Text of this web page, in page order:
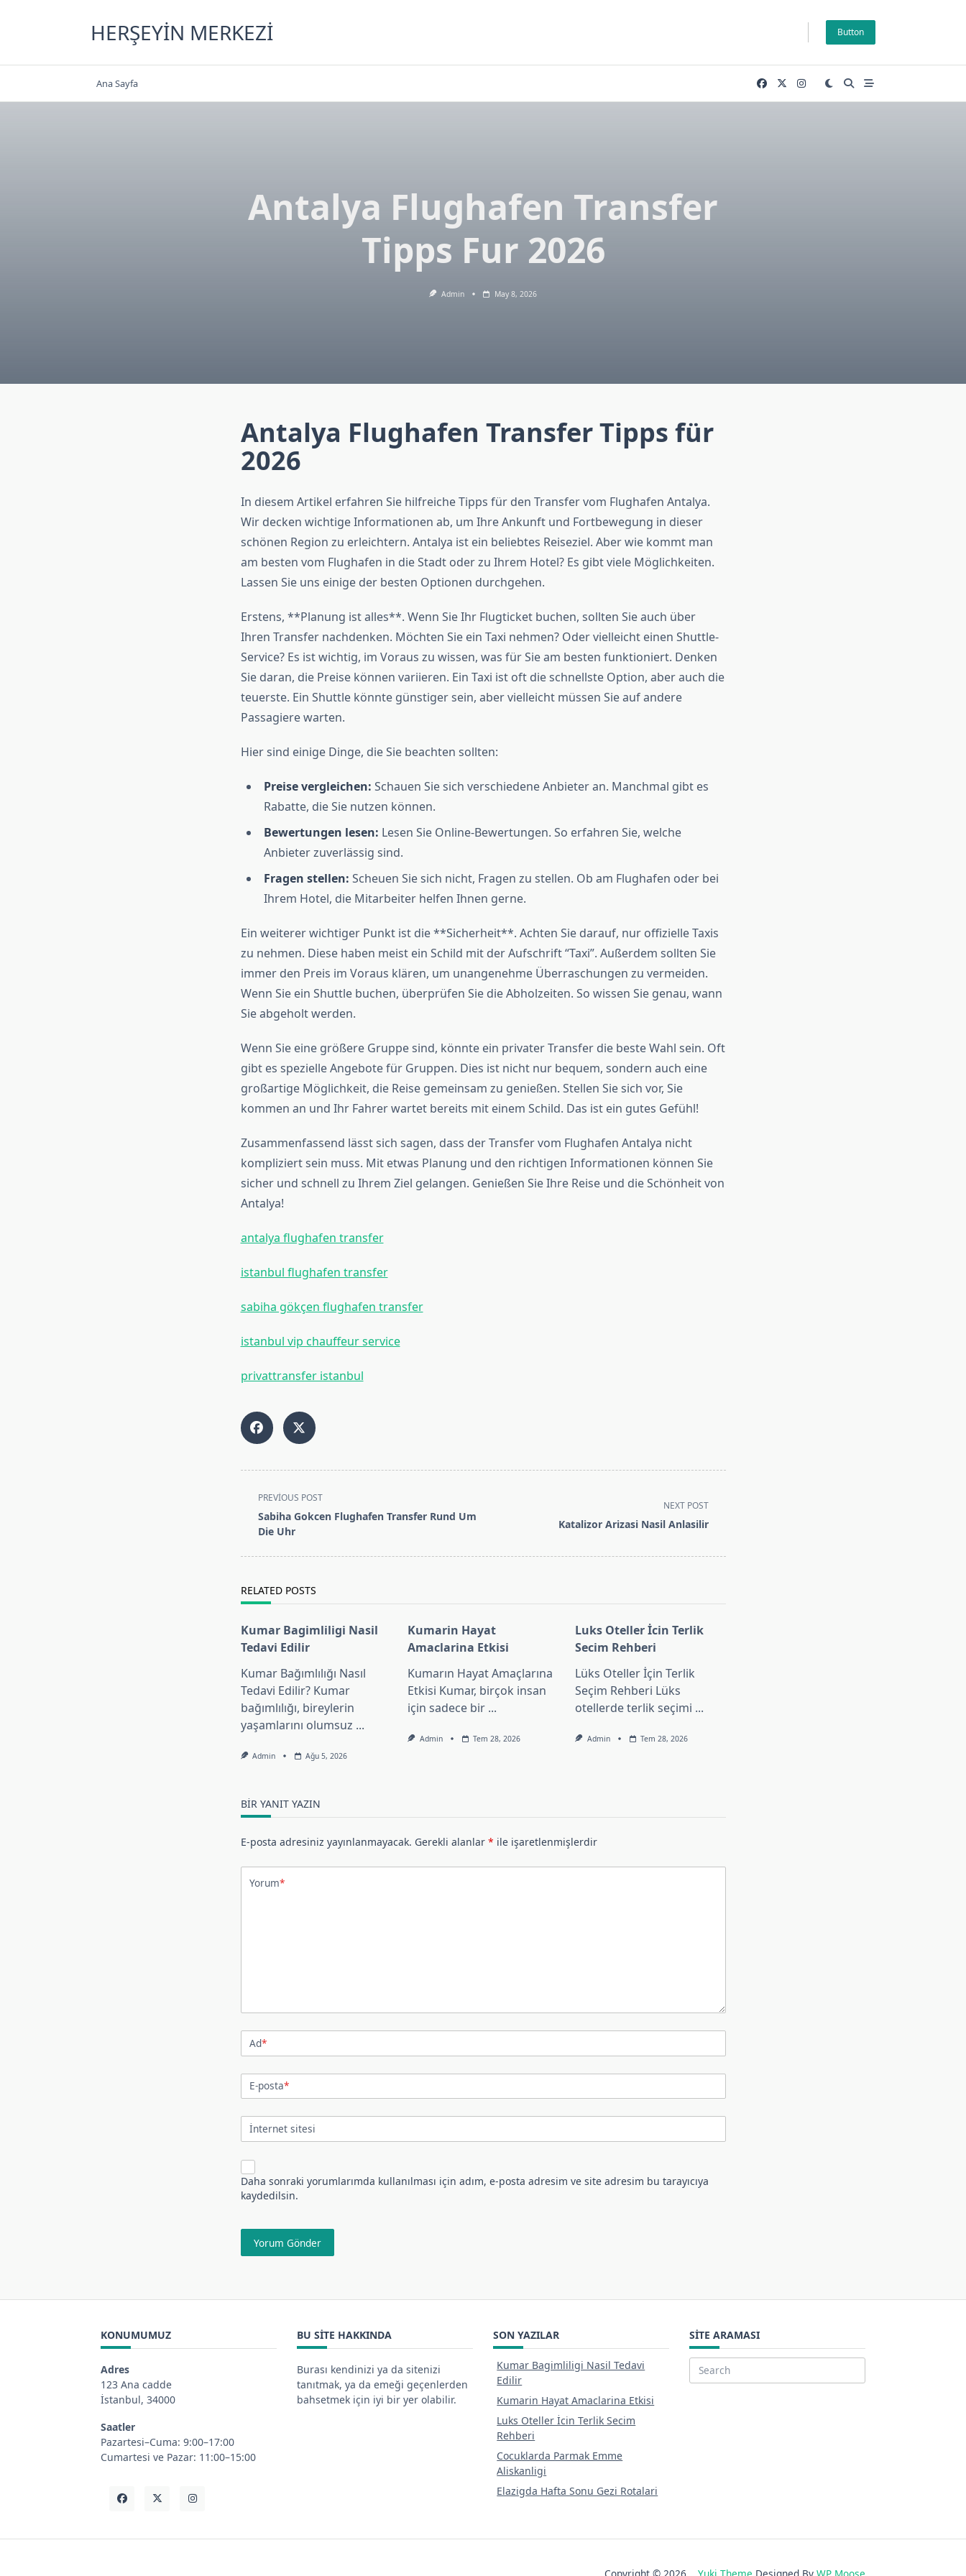
HERŞEYIN MERKEZI Button
Ana Sayfa
Antalya Flughafen Transfer
Tipps Fur 2026
Admin May 8, 2026
Antalya Flughafen Transfer Tipps für
2026
In diesem Artikel erfahren Sie hilfreiche Tipps für den Transfer vom Flughafen Antalya.
Wir decken wichtige Informationen ab, um Ihre Ankunft und Fortbewegung in dieser
schönen Region zu erleichtern. Antalya ist ein beliebtes Reiseziel. Aber wie kommt man
am besten vom Flughafen in die Stadt oder zu Ihrem Hotel? Es gibt viele Möglichkeiten.
Lassen Sie uns einige der besten Optionen durchgehen.
Erstens, **Planung ist alles**. Wenn Sie Ihr Flugticket buchen, sollten Sie auch über
Ihren Transfer nachdenken. Möchten Sie ein Taxi nehmen? Oder vielleicht einen Shuttle-
Service? Es ist wichtig, im Voraus zu wissen, was für Sie am besten funktioniert. Denken
Sie daran, die Preise können variieren. Ein Taxi ist oft die schnellste Option, aber auch die
teuerste. Ein Shuttle könnte günstiger sein, aber vielleicht müssen Sie auf andere
Passagiere warten.
Hier sind einige Dinge, die Sie beachten sollten:
Preise vergleichen: Schauen Sie sich verschiedene Anbieter an. Manchmal gibt es
Rabatte, die Sie nutzen können.
Bewertungen lesen: Lesen Sie Online-Bewertungen. So erfahren Sie, welche
Anbieter zuverlässig sind.
Fragen stellen: Scheuen Sie sich nicht, Fragen zu stellen. Ob am Flughafen oder bei
Ihrem Hotel, die Mitarbeiter helfen Ihnen gerne.
Ein weiterer wichtiger Punkt ist die **Sicherheit**. Achten Sie darauf, nur offizielle Taxis
zu nehmen. Diese haben meist ein Schild mit der Aufschrift “Taxi”. Außerdem sollten Sie
immer den Preis im Voraus klären, um unangenehme Überraschungen zu vermeiden.
Wenn Sie ein Shuttle buchen, überprüfen Sie die Abholzeiten. So wissen Sie genau, wann
Sie abgeholt werden.
Wenn Sie eine größere Gruppe sind, könnte ein privater Transfer die beste Wahl sein. Oft
gibt es spezielle Angebote für Gruppen. Dies ist nicht nur bequem, sondern auch eine
großartige Möglichkeit, die Reise gemeinsam zu genießen. Stellen Sie sich vor, Sie
kommen an und Ihr Fahrer wartet bereits mit einem Schild. Das ist ein gutes Gefühl!
Zusammenfassend lässt sich sagen, dass der Transfer vom Flughafen Antalya nicht
kompliziert sein muss. Mit etwas Planung und den richtigen Informationen können Sie
sicher und schnell zu Ihrem Ziel gelangen. Genießen Sie Ihre Reise und die Schönheit von
Antalya!
antalya flughafen transfer
istanbul flughafen transfer
sabiha gökçen flughafen transfer
istanbul vip chauffeur service
privattransfer istanbul
<span
class="nav-
subtitle
PREVIOUS POST
Sabiha Gokcen Flughafen Transfer Rund Um
Die Uhr
NEXT POST
Katalizor Arizasi Nasil Anlasilir
RELATED POSTS
Kumar Bagimliligi Nasil
Tedavi Edilir
Kumar Bağımlılığı Nasıl
Tedavi Edilir? Kumar
bağımlılığı, bireylerin
yaşamlarını olumsuz ...
Admin Ağu 5, 2026
Kumarin Hayat
Amaclarina Etkisi
Kumarın Hayat Amaçlarına
Etkisi Kumar, birçok insan
için sadece bir ...
Admin Tem 28, 2026
Luks Oteller İcin Terlik
Secim Rehberi
Lüks Oteller İçin Terlik
Seçim Rehberi Lüks
otellerde terlik seçimi ...
Admin Tem 28, 2026
BIR YANIT YAZIN
E-posta adresiniz yayınlanmayacak. Gerekli alanlar * ile işaretlenmişlerdir
Yorum*
Ad*
E-posta*
İnternet sitesi
Daha sonraki yorumlarımda kullanılması için adım, e-posta adresim ve site adresim bu tarayıcıya
kaydedilsin.
KONUMUMUZ
Adres
123 Ana cadde
İstanbul, 34000
Saatler
Pazartesi–Cuma: 9:00–17:00
Cumartesi ve Pazar: 11:00–15:00
BU SITE HAKKINDA
Burası kendinizi ya da sitenizi
tanıtmak, ya da emeği geçenlerden
bahsetmek için iyi bir yer olabilir.
SON YAZILAR
Kumar Bagimliligi Nasil Tedavi
Edilir
Kumarin Hayat Amaclarina Etkisi
Luks Oteller İcin Terlik Secim
Rehberi
Cocuklarda Parmak Emme
Aliskanligi
Elazigda Hafta Sonu Gezi Rotalari
SITE ARAMASI
Search